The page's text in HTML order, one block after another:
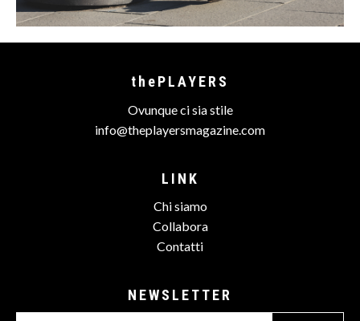
thePLAYERS
Ovunque ci sia stile
info@theplayersmagazine.com
LINK
Chi siamo
Collabora
Contatti
NEWSLETTER